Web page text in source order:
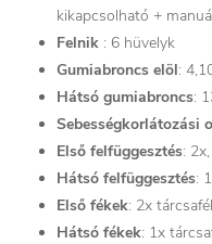
kikapcsolható +
Felnik : 6 hüvelyk
Gumiabroncs elöl:
Hátsó gumiabroncs:
Sebességkorlátozási
Első felfüggesztés:
Hátsó felfüggesztés:
Első fékek: 2x
Hátsó fékek: 1x